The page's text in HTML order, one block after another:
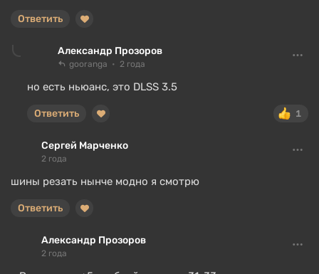
Ответить
Александр Прозоров
gooranga 2 года
но есть ньюанс, это DLSS 3.5
1
Ответить
Сергей Марченко
2 года
шины резать нынче модно я смотрю
Ответить
Александр Прозоров
2 года